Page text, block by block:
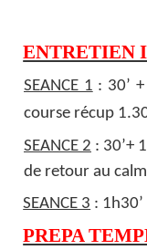
ENTRETIEN
SEANCE 1 : 30’
course récup
SEANCE 2 : 30’+
de retour au
SEANCE 3 :
PREPA